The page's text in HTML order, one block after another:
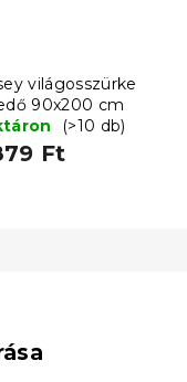
világosszürke
90x200 cm
(>10 db)
Ft